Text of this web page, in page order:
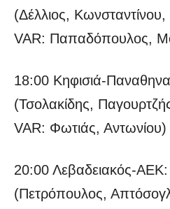
(Δέλλιος,
VAR: Παπαδόπουλος,
18:00 Κηφισιά-
(Τσολακίδης,
VAR: Φωτιάς, Αντωνίου)
20:00 Λεβαδειακός-
(Πετρόπουλος,